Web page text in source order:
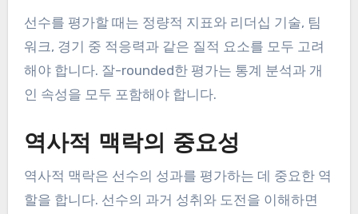
선수를 평가할 때는 정량적 지표와 리더십 기술, 팀
워크, 경기 중 적응력과 같은 질적 요소를 모두 고려
해야 합니다. 잘-rounded한 평가는 통계 분석과 개
인 속성을 모두 포함해야 합니다.
역사적 맥락의 중요성
역사적 맥락은 선수의 성과를 평가하는 데 중요한 역
할을 합니다. 선수의 과거 성취와 도전을 이해하면